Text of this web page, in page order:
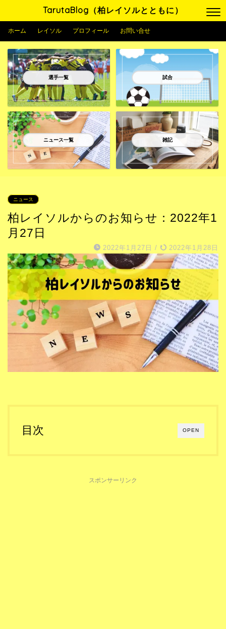
TarutaBlog（柏レイソルとともに）
ホーム レイソル プロフィール お問い合せ
選手一覧 試合
ニュース一覧 雑記
ニュース
柏レイソルからのお知らせ：2022年1
月27日
2022年1月27日 / 2022年1月28日
OPEN
目次
スポンサーリンク